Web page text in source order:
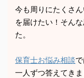
今も周りにたくさ
を届けたい！そん
た。
保育士お悩み相談
一人ずつ答えてき